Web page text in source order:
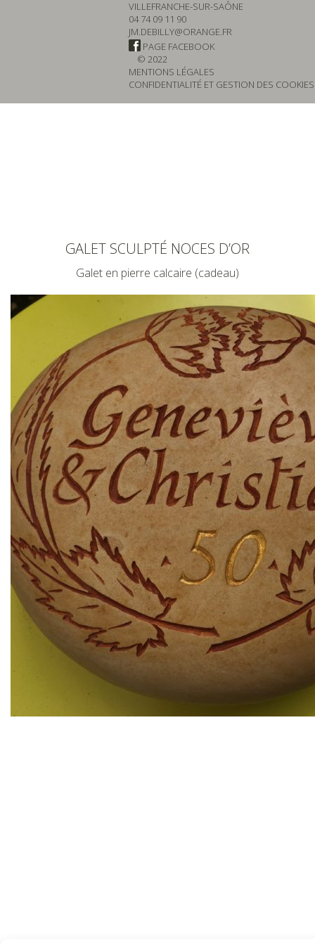
VILLEFRANCHE-SUR-SAÔNE
04 74 09 11 90
JM.DEBILLY@ORANGE.FR
PAGE FACEBOOK
© 2022
MENTIONS LÉGALES
CONFIDENTIALITÉ ET GESTION DES COOKIES
GALET SCULPTÉ NOCES D’OR
Galet en pierre calcaire (cadeau)